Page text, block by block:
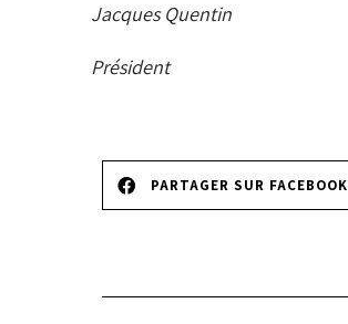
Jacques Quentin
Président
PARTAGER SUR FACEBOOK